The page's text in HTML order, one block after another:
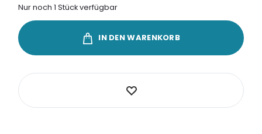
Nur noch 1 Stück verfügbar
IN DEN WARENKORB